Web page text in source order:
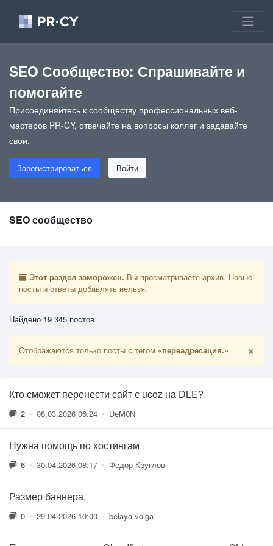
SEO Сообщество: Спрашивайте и
помогайте
Присоединяйтесь к сообществу профессиональных веб-
мастеров PR-CY, отвечайте на вопросы коллег и задавайте
свои.
Зарегистрироваться Войти
SEO сообщество
Этот раздел заморожен. Вы просматриваете архив. Новые
посты и ответы добавлять нельзя.
Найдено 19 345 постов
Отображаются только посты с тегом «переадресация.» ×
Кто сможет перенести сайт с ucoz на DLE?
2 • 08.03.2026 06:24 • DeM0N
Нужна помощь по хостингам
6 • 30.04.2026 08:17 • Федор Круглов
Размер баннера.
0 • 29.04.2026 10:00 • belaya-volga